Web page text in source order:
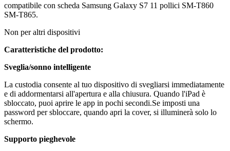
compatibile con scheda Samsung Galaxy S7 11 pollici SM-T860
SM-T865.
Non per altri dispositivi
Caratteristiche del prodotto:
Sveglia/sonno intelligente
La custodia consente al tuo dispositivo di svegliarsi immediatamente
e di addormentarsi all'apertura e alla chiusura. Quando l'iPad è
sbloccato, puoi aprire le app in pochi secondi.Se imposti una
password per sbloccare, quando apri la cover, si illuminerà solo lo
schermo.
Supporto pieghevole